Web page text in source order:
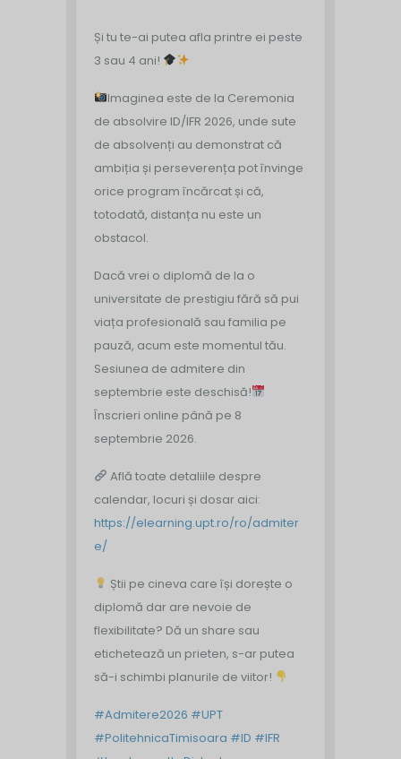
Și tu te-ai putea afla printre ei peste
3 sau 4 ani!
Imaginea este de la Ceremonia
de absolvire ID/IFR 2026, unde sute
de absolvenți au demonstrat că
ambiția și perseverența pot învinge
orice program încărcat și că,
totodată, distanța nu este un
obstacol.
Dacă vrei o diplomă de la o
universitate de prestigiu fără să pui
viața profesională sau familia pe
pauză, acum este momentul tău.
Sesiunea de admitere din
septembrie este deschisă!
Înscrieri online până pe 8
septembrie 2026.
Află toate detaliile despre
calendar, locuri și dosar aici:
https://elearning.upt.ro/ro/admiter
e/
Știi pe cineva care își dorește o
diplomă dar are nevoie de
flexibilitate? Dă un share sau
etichetează un prieten, s-ar putea
să-i schimbi planurile de viitor!
#Admitere2026 #UPT
#PolitehnicaTimisoara #ID #IFR